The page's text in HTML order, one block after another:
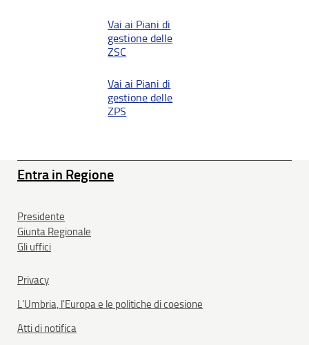
Vai ai Piani di
gestione delle
ZSC
Vai ai Piani di
gestione delle
ZPS
Entra in Regione
Presidente
Giunta Regionale
Gli uffici
Privacy
L'Umbria, l'Europa e le politiche di coesione
Atti di notifica